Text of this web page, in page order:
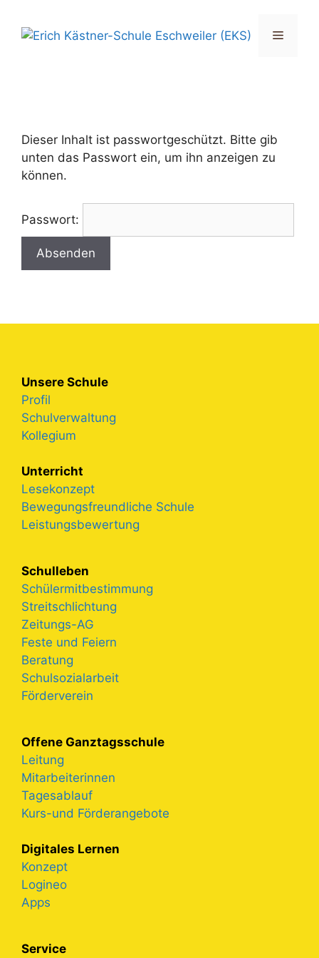
Inhalt
springen
Menü
Dieser Inhalt ist passwortgeschützt. Bitte gib
unten das Passwort ein, um ihn anzeigen zu
können.
Passwort:
Unsere Schule
Profil
Schulverwaltung
Kollegium
Unterricht
Lesekonzept
Bewegungsfreundliche Schule
Leistungsbewertung
Schulleben
Schülermitbestimmung
Streitschlichtung
Zeitungs-AG
Feste und Feiern
Beratung
Schulsozialarbeit
Förderverein
Offene Ganztagsschule
Leitung
Mitarbeiterinnen
Tagesablauf
Kurs-und Förderangebote
Digitales Lernen
Konzept
Logineo
Apps
Service